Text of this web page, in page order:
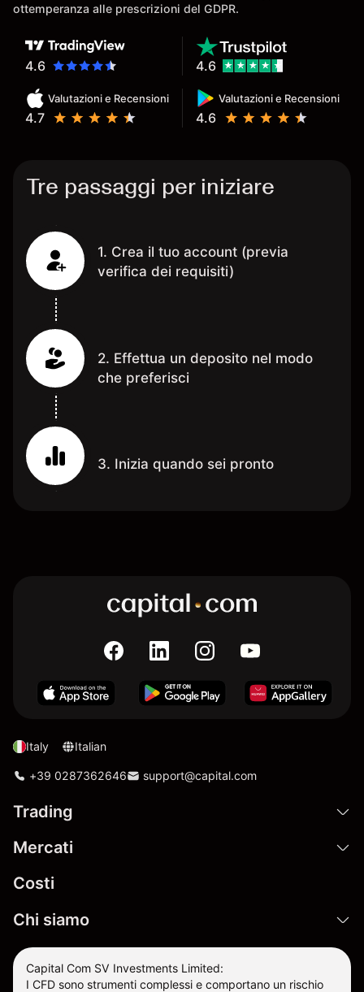
ottemperanza alle prescrizioni del GDPR.
4.6
Valutazioni e Recensioni
4.7
Valutazioni e Recensioni
4.6
4.6
Tre passaggi per iniziare
1. Crea il tuo account (previa
verifica dei requisiti)
2. Effettua un deposito nel modo
che preferisci
3. Inizia quando sei pronto
Italy Italian
+39 0287362646 support@capital.com
Trading
Mercati
Costi
Chi siamo
Capital Com SV Investments Limited:
I CFD sono strumenti complessi e comportano un rischio